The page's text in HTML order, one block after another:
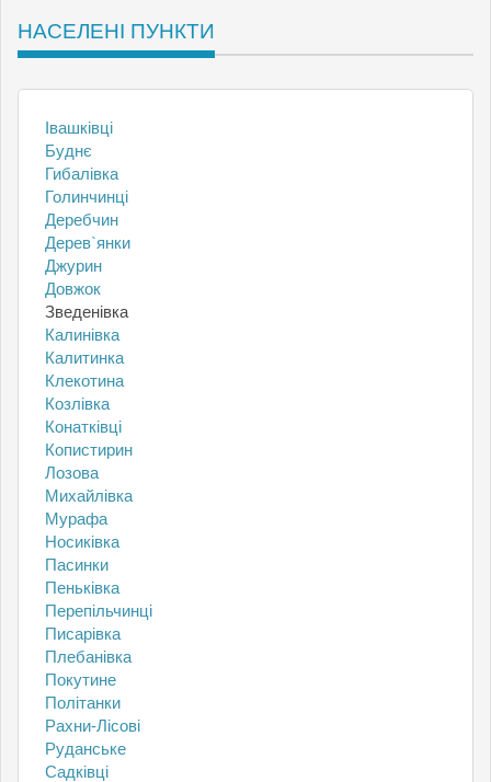
НАСЕЛЕНІ ПУНКТИ
Івашківці
Буднє
Гибалівка
Голинчинці
Деребчин
Дерев`янки
Джурин
Довжок
Зведенівка
Калинівка
Калитинка
Клекотина
Козлівка
Конатківці
Копистирин
Лозова
Михайлівка
Мурафа
Носиківка
Пасинки
Пеньківка
Перепільчинці
Писарівка
Плебанівка
Покутине
Політанки
Рахни-Лісові
Руданське
Садківці